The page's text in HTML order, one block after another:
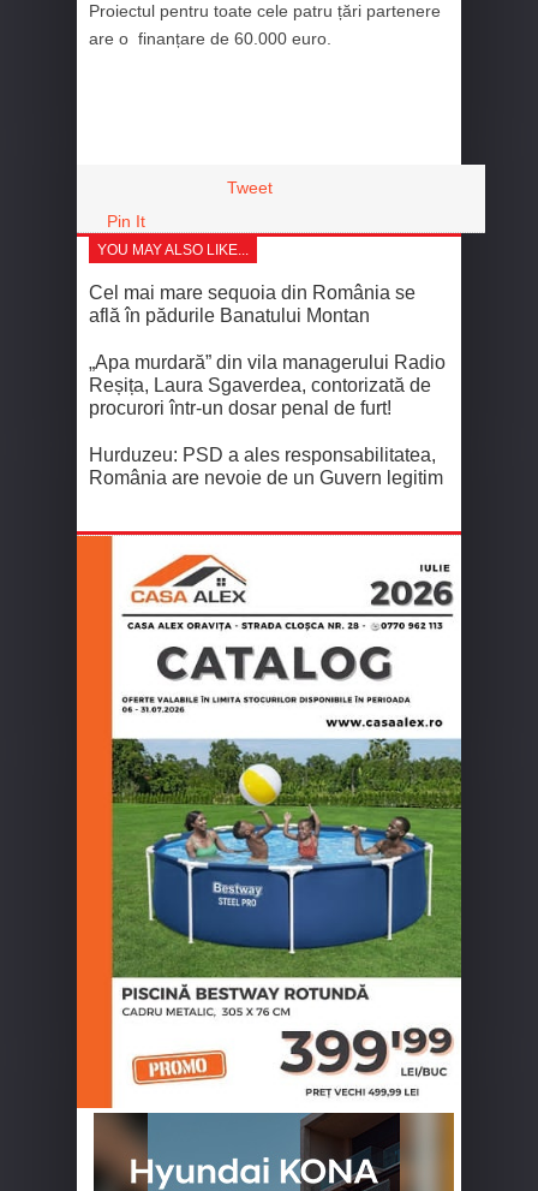
Proiectul pentru toate cele patru țări partenere
are o finanțare de 60.000 euro.
Tweet
Pin It
YOU MAY ALSO LIKE...
Cel mai mare sequoia din România se
află în pădurile Banatului Montan
„Apa murdară” din vila managerului Radio
Reșița, Laura Sgaverdea, contorizată de
procurori într-un dosar penal de furt!
Hurduzeu: PSD a ales responsabilitatea,
România are nevoie de un Guvern legitim